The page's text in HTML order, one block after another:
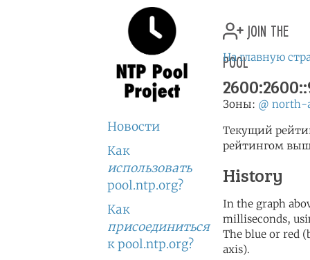
Новости
Как
использовать
pool.ntp.org?
Как
присоединиться
к pool.ntp.org?
join the
pool
На главную
Зоны: @ north-
Текущий
рейтингом
History
In the graph
milliseconds,
The blue or red
axis).